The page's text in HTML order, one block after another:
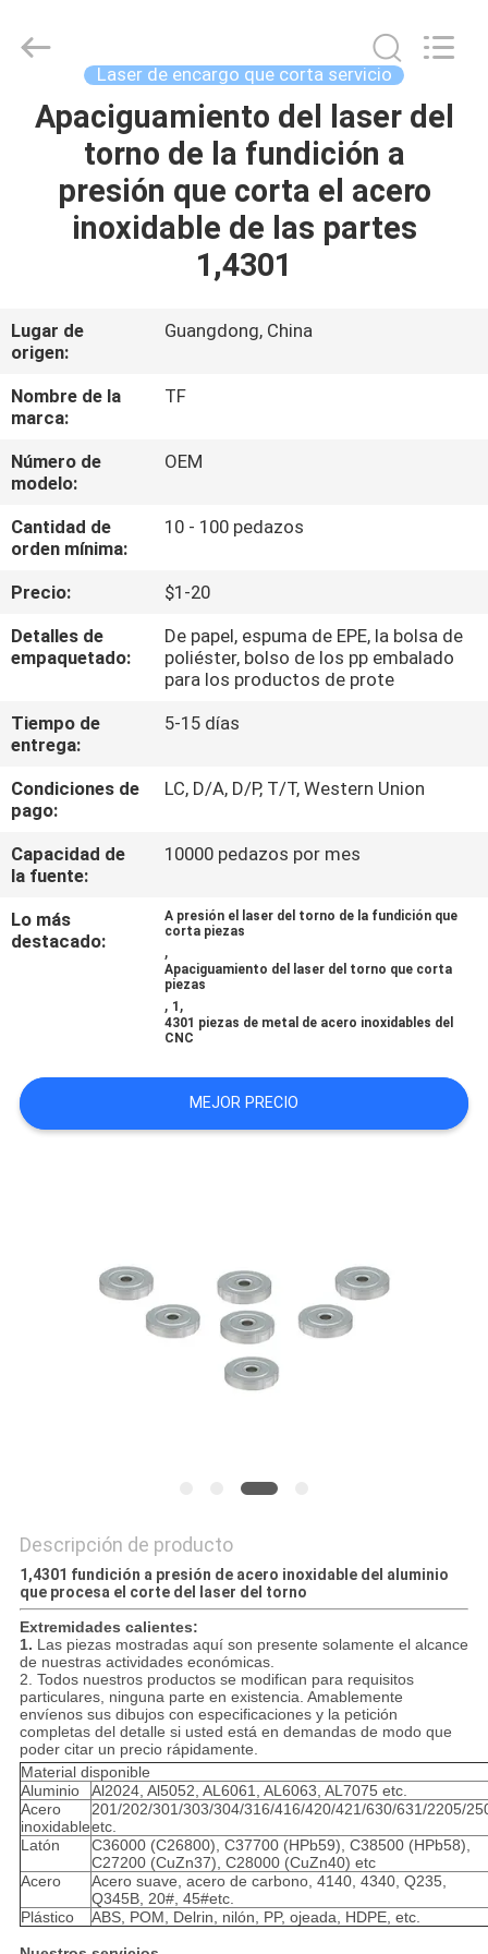
EN
CASA.
PRODUCTOS
NOSOTROS
RECORRIDO
POR
LA
FÁBRICA
CONTROL
CALIDAD
CONTACTA
CON
NOSOTROS
NOTICIAS
SOLICITAR
MAPA
DEL
PRIVACIDAD
Tuofa
Technology
Reserved.
Laser de encargo que corta servicio
Apaciguamiento del laser del
torno de la fundición a
presión que corta el acero
inoxidable de las partes
1,4301
Lugar de
origen:
Guangdong, China
Nombre de la
marca:
TF
Número de
modelo:
OEM
Cantidad de
orden mínima:
10 - 100 pedazos
Precio:
$1-20
Detalles de
empaquetado:
De papel, espuma de EPE, la bolsa de
poliéster, bolso de los pp embalado
para los productos de prote
Tiempo de
entrega:
5-15 días
Condiciones de
pago:
LC, D/A, D/P, T/T, Western Union
Capacidad de
la fuente:
10000 pedazos por mes
Lo más
destacado:
A presión el laser del torno de la fundición que
corta piezas
,
Apaciguamiento del laser del torno que corta
piezas
, 1 ,
4301 piezas de metal de acero inoxidables del
CNC
MEJOR PRECIO
Descripción de producto
1,4301 fundición a presión de acero inoxidable del aluminio
que procesa el corte del laser del torno
Extremidades calientes:
1. Las piezas mostradas aquí son presente solamente el alcance
de nuestras actividades económicas.
2. Todos nuestros productos se modifican para requisitos
particulares, ninguna parte en existencia. Amablemente
envíenos sus dibujos con especificaciones y la petición
completas del detalle si usted está en demandas de modo que
poder citar un precio rápidamente.
Material disponible
Aluminio
Al2024, Al5052, AL6061, AL6063, AL7075 etc.
Acero
inoxidable
201/202/301/303/304/316/416/420/421/630/631/2205/
etc.
Latón
C36000 (C26800), C37700 (HPb59), C38500 (HPb58),
C27200 (CuZn37), C28000 (CuZn40) etc
Acero
Acero suave, acero de carbono, 4140, 4340, Q235,
Q345B, 20#, 45#etc.
Plástico
ABS, POM, Delrin, nilón, PP, ojeada, HDPE, etc.